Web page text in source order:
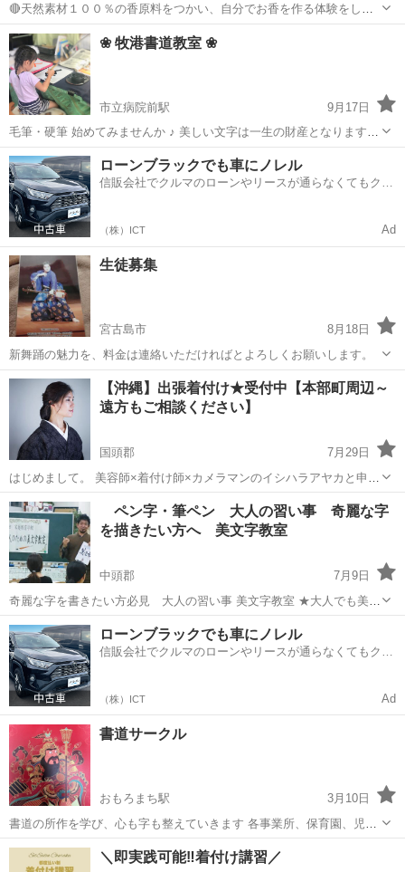
🔴天然素材１００％の香原料をつかい、自分でお香を作る体験をして
みましょう。 お香の香りには、鎮静作用があることは薬学分野でも解
っています。また、お香の原料はお料理にも使うようなものがたくさ
んあって安心安全な素材ですし、作り...
沖縄 宮古島市 その他 お香
❀ 牧港書道教室 ❀
市立病院前駅
9月17日
毛筆・硬筆 始めてみませんか ♪ 美しい文字は一生の財産となります。
お習字教室の他、毛筆を用いた書作品制作 ( 命名書・目録・賞状書き
等 ) のご依頼や、 施設への出張指導依頼を承っております。 ＊お稽古
場所＊ 沖...
沖縄 浦添市 市立病院前駅 書道
ローンブラックでも車にノレル
信販会社でクルマのローンやリースが通らなくてもクル
（株）ICT Ad
生徒募集
宮古島市
8月18日
新舞踊の魅力を、料金は連絡いただければとよろしくお願いします。
沖縄 宮古島市 日本舞踊 新舞踊
【沖縄】出張着付け★受付中【本部町周辺～
遠方もご相談ください】
国頭郡
7月29日
はじめまして。 美容師×着付け師×カメラマンのイシハラアヤカと申し
ます！ 出張着付けを承っております。 ご自宅でゆっくり、お着付けし
ませんか？ 本部町、今帰仁・名護市～（その他、地域出張料金あり）
ご依頼を承っ...
沖縄 国頭郡 着付け 本部町
ペン字・筆ペン 大人の習い事 奇麗な字
を描きたい方へ 美文字教室
中頭郡
7月9日
奇麗な字を書きたい方必見 大人の習い事 美文字教室 ★大人でも美文
字になれる！ ★字が汚い…そんな悩みを治しましょう！ 『字が奇麗に
書ける大人の美文字教室』 ～仕事やプライベートに 役立つ美文字
のコツを教...
沖縄 中頭郡 文字
ローンブラックでも車にノレル
信販会社でクルマのローンやリースが通らなくてもクル
（株）ICT Ad
書道サークル
おもろまち駅
3月10日
書道の所作を学び、心も字も整えていきます 各事業所、保育園、児童
館、施設に出張致します。 サークル活動不定期開催！ 場所 ともかぜ
新興会館 メンバー募集中！ お問い合わせお待ちしてます☆
沖縄 那覇市 おもろまち駅 書道 サークル
＼即実践可能‼️着付け講習／